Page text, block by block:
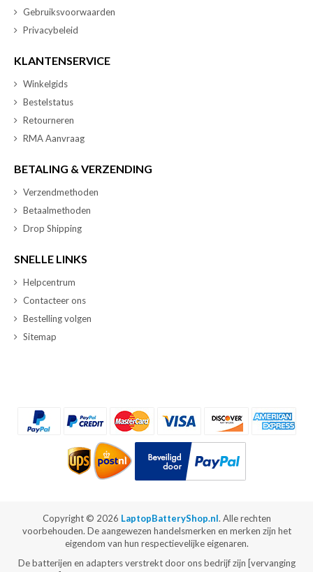
Gebruiksvoorwaarden
Privacybeleid
KLANTENSERVICE
Winkelgids
Bestelstatus
Retourneren
RMA Aanvraag
BETALING & VERZENDING
Verzendmethoden
Betaalmethoden
Drop Shipping
SNELLE LINKS
Helpcentrum
Contacteer ons
Bestelling volgen
Sitemap
Copyright © 2026 LaptopBatteryShop.nl. Alle rechten
voorbehouden. De aangewezen handelsmerken en merken zijn het
eigendom van hun respectievelijke eigenaren.
De batterijen en adapters verstrekt door ons bedrijf zijn [vervanging